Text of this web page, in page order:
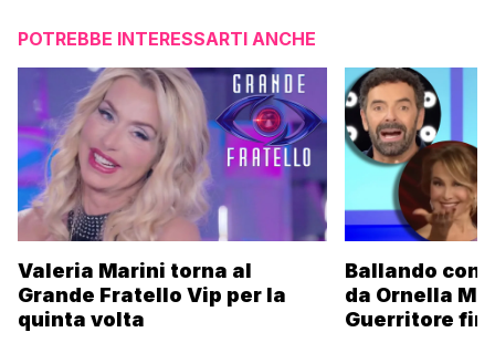
POTREBBE INTERESSARTI ANCHE
Valeria Marini torna al
Grande Fratello Vip per la
quinta volta
Ballando con
da Ornella
Guerritore